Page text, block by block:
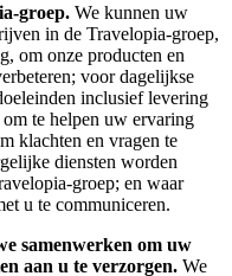
groep. We kunnen uw
in de Travelopia-groep,
om onze producten en
voor dagelijkse
inclusief levering
te helpen uw ervaring
klachten en vragen te
diensten worden
groep; en waar
u te communiceren.
samenwerken om uw
aan u te verzorgen. We